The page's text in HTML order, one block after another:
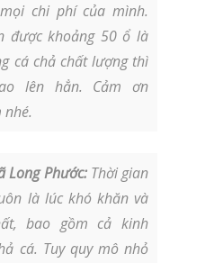
chi phí của mình.
được khoảng 50 ổ là
cá chả chất lượng thì
lên hẳn. Cảm ơn
Long Phước:Thời gian
là lúc khó khăn và
bao gồm cả kinh
cá. Tuy quy mô nhỏ